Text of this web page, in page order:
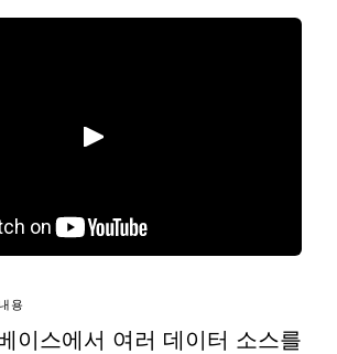
재생
용
이스에서 여러 데이터 소스를